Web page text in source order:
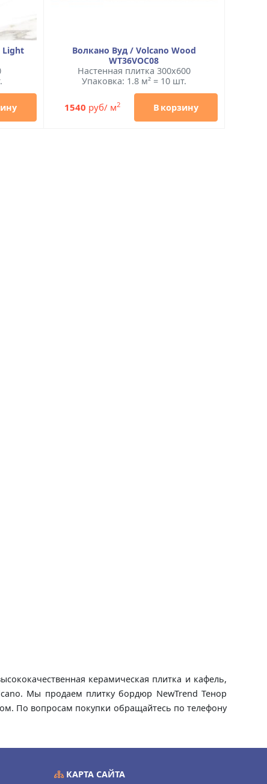
Light
Волкано Вуд / Volcano Wood
WT36VOC08
Настенная плитка 300x600
Упаковка: 1.8 м² = 10 шт.
1540 руб/ м2 В корзину
керамическая плитка и кафель,
Мы продаем плитку бордюр NewTrend Тенор
По вопросам покупки обращайтесь по телефону
КАРТА САЙТА